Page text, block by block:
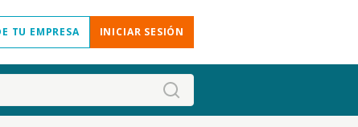
TU EMPRESA INICIAR SESIÓN